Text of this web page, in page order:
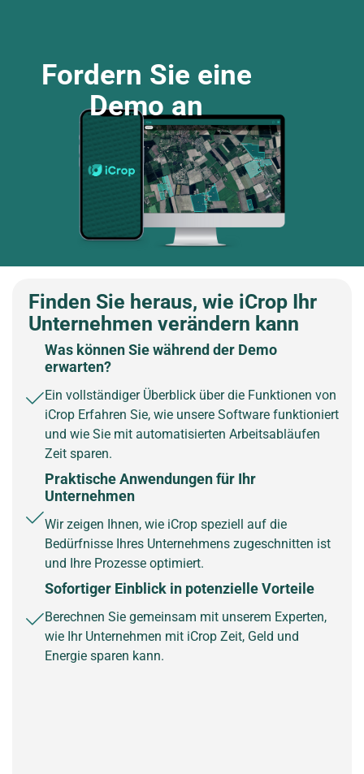
Fordern Sie eine
Demo an
Finden Sie heraus, wie iCrop Ihr
Unternehmen verändern kann
Was können Sie während der Demo
erwarten?
Ein vollständiger Überblick über die Funktionen von
iCrop Erfahren Sie, wie unsere Software funktioniert
und wie Sie mit automatisierten Arbeitsabläufen
Zeit sparen.
Praktische Anwendungen für Ihr
Unternehmen
Wir zeigen Ihnen, wie iCrop speziell auf die
Bedürfnisse Ihres Unternehmens zugeschnitten ist
und Ihre Prozesse optimiert.
Sofortiger Einblick in potenzielle Vorteile
Berechnen Sie gemeinsam mit unserem Experten,
wie Ihr Unternehmen mit iCrop Zeit, Geld und
Energie sparen kann.